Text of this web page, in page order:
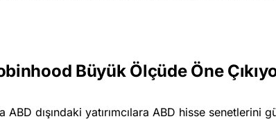
Büyük Ölçüde Öne
ABD dışındaki yatırımcılara ABD hisse senetlerini